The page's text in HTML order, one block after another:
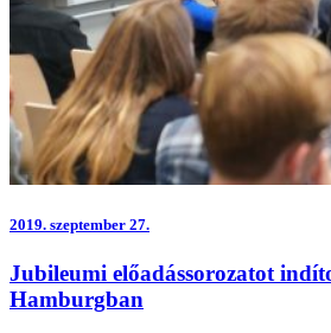
2019. szeptember 27.
Jubileumi előadássorozatot
Hamburgban